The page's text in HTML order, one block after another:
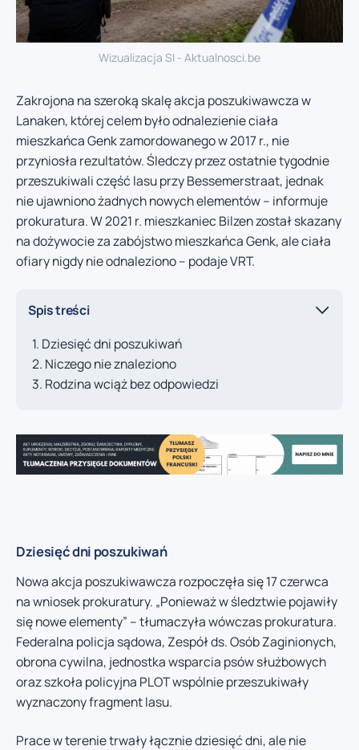
Wizualizacja SI - Aktualnosci.be
Zakrojona na szeroką skalę akcja poszukiwawcza w
Lanaken, której celem było odnalezienie ciała
mieszkańca Genk zamordowanego w 2017 r., nie
przyniosła rezultatów. Śledczy przez ostatnie tygodnie
przeszukiwali część lasu przy Bessemerstraat, jednak
nie ujawniono żadnych nowych elementów – informuje
prokuratura. W 2021 r. mieszkaniec Bilzen został skazany
na dożywocie za zabójstwo mieszkańca Genk, ale ciała
ofiary nigdy nie odnaleziono – podaje VRT.
Spis treści
Dziesięć dni poszukiwań
Niczego nie znaleziono
Rodzina wciąż bez odpowiedzi
Dziesięć dni poszukiwań
Nowa akcja poszukiwawcza rozpoczęła się 17 czerwca
na wniosek prokuratury. „Ponieważ w śledztwie pojawiły
się nowe elementy” – tłumaczyła wówczas prokuratura.
Federalna policja sądowa, Zespół ds. Osób Zaginionych,
obrona cywilna, jednostka wsparcia psów służbowych
oraz szkoła policyjna PLOT wspólnie przeszukiwały
wyznaczony fragment lasu.
Prace w terenie trwały łącznie dziesięć dni, ale nie